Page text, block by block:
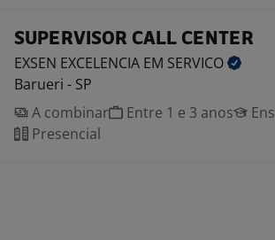
SUPERVISOR CALL CENTER
EXSEN EXCELENCIA EM SERVICO
Barueri - SP
A combinar
Entre 1 e 3 anos
Presencial